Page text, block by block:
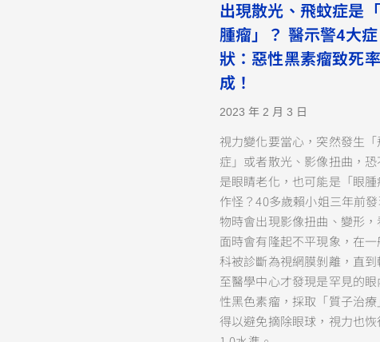
出現散光、飛蚊症是
腫瘤」？ 醫示警4大症
狀：惡性黑素瘤致死
成！
2023 年 2 月 3 日
視力變化要當心，突然發生「
症」或者散光、影像扭曲，恐
是眼睛老化，也可能是「眼腫
作怪？40多歲賴小姐三年前
物時會出現影像扭曲、變形
面時會有隆起不平現象，在一
科被診斷為視網膜剝離，直到
至醫學中心才發現是罕見的眼
性黑色素瘤，採取「質子治療
得以避免摘除眼球，視力也恢